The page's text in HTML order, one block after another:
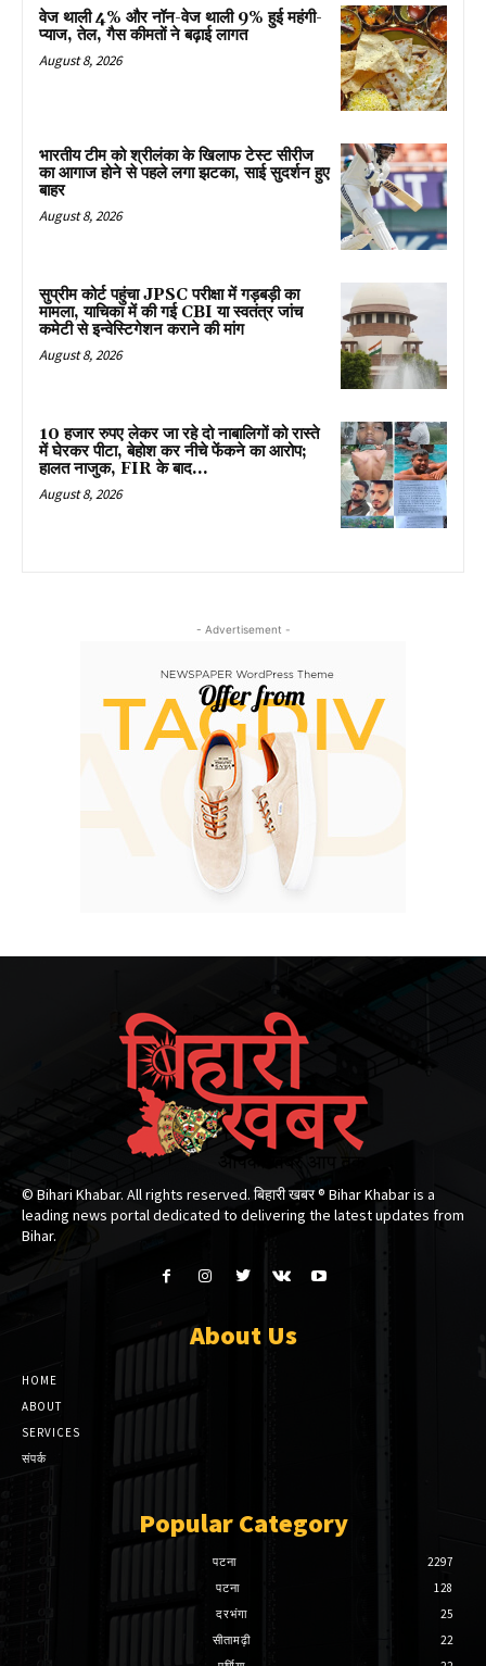
वेज थाली 4% और नॉन-वेज थाली 9% हुई महंगी-
प्याज, तेल, गैस कीमतों ने बढ़ाई लागत
August 8, 2026
भारतीय टीम को श्रीलंका के खिलाफ टेस्ट सीरीज
का आगाज होने से पहले लगा झटका, साई सुदर्शन हुए
बाहर
August 8, 2026
सुप्रीम कोर्ट पहुंचा JPSC परीक्षा में गड़बड़ी का
मामला, याचिका में की गई CBI या स्वतंत्र जांच
कमेटी से इन्वेस्टिगेशन कराने की मांग
August 8, 2026
10 हजार रुपए लेकर जा रहे दो नाबालिगों को रास्ते
में घेरकर पीटा, बेहोश कर नीचे फेंकने का आरोप;
हालत नाजुक, FIR के बाद...
August 8, 2026
- Advertisement -
© Bihari Khabar. All rights reserved. बिहारी खबर ®​ Bihar Khabar is a
leading news portal dedicated to delivering the latest updates from
Bihar.
About Us
HOME
ABOUT
SERVICES
संपर्क
Popular Category
पटना
2297
पटना
128
दरभंगा
25
सीतामढ़ी
22